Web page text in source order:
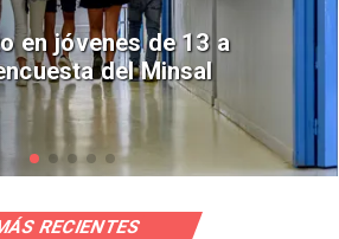
del Parque
con inversión de $4
RECIENTES